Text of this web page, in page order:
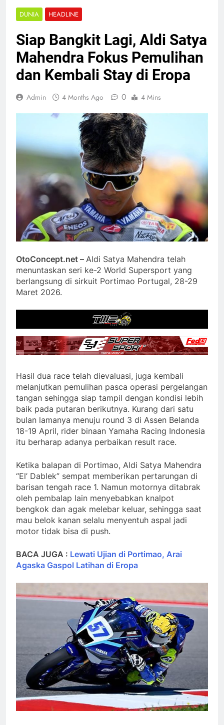
DUNIA HEADLINE
Siap Bangkit Lagi, Aldi Satya
Mahendra Fokus Pemulihan
dan Kembali Stay di Eropa
Admin 4 Months Ago 0 4 Mins
OtoConcept.net – Aldi Satya Mahendra telah
menuntaskan seri ke-2 World Supersport yang
berlangsung di sirkuit Portimao Portugal, 28-29
Maret 2026.
Hasil dua race telah dievaluasi, juga kembali
melanjutkan pemulihan pasca operasi pergelangan
tangan sehingga siap tampil dengan kondisi lebih
baik pada putaran berikutnya. Kurang dari satu
bulan lamanya menuju round 3 di Assen Belanda
18-19 April, rider binaan Yamaha Racing Indonesia
itu berharap adanya perbaikan result race.
Ketika balapan di Portimao, Aldi Satya Mahendra
“El’ Dablek” sempat memberikan pertarungan di
barisan tengah race 1. Namun motornya ditabrak
oleh pembalap lain menyebabkan knalpot
bengkok dan agak melebar keluar, sehingga saat
mau belok kanan selalu menyentuh aspal jadi
motor tidak bisa di push.
BACA JUGA : Lewati Ujian di Portimao, Arai
Agaska Gaspol Latihan di Eropa